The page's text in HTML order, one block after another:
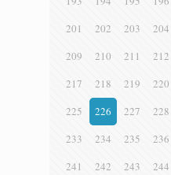
201
202 203 204
209
210 211 212
217
218 219 220
225
226 227 228
233
234 235 236
241
242 243 244